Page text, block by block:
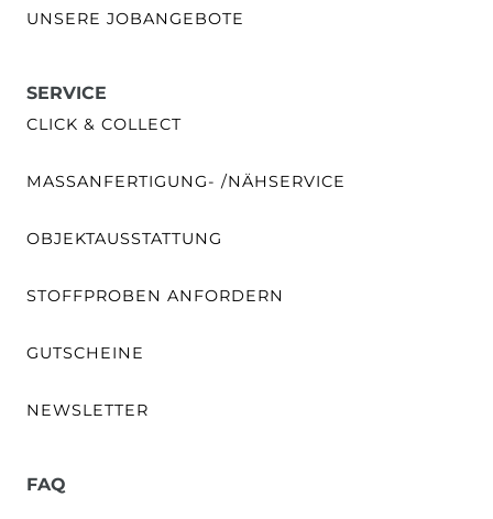
UNSERE JOBANGEBOTE
SERVICE
CLICK & COLLECT
MASSANFERTIGUNG- /NÄHSERVICE
OBJEKTAUSSTATTUNG
STOFFPROBEN ANFORDERN
GUTSCHEINE
NEWSLETTER
FAQ